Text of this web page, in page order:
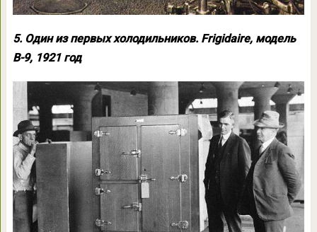
5. Один из первых холодильников. Frigidaire, модель
B-9, 1921 год